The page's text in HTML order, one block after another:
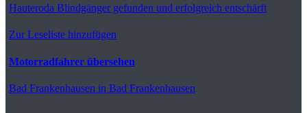
Hauteroda Blindgänger gefunden und erfolgreich entschärft
Zur Leseliste hinzufügen
Motorradfahrer übersehen
Bad Frankenhausen in Bad Frankenhausen